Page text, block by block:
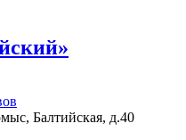
Балтийская, д.40